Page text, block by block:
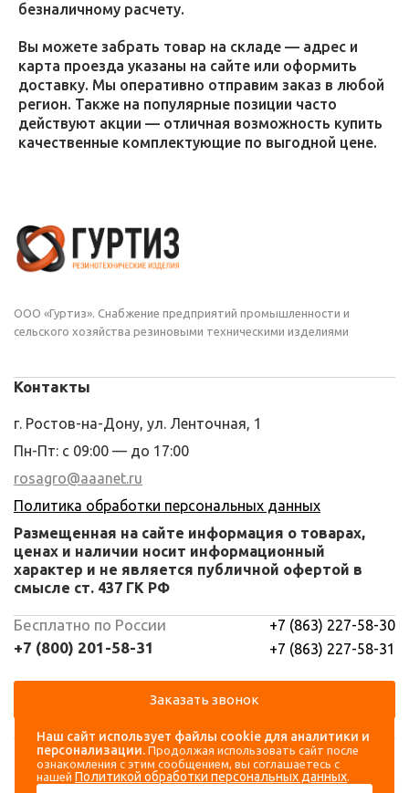
безналичному расчету.
Вы можете забрать товар на складе — адрес и
карта проезда указаны на сайте или оформить
доставку. Мы оперативно отправим заказ в любой
регион. Также на популярные позиции часто
действуют акции — отличная возможность купить
качественные комплектующие по выгодной цене.
ООО «Гуртиз». Снабжение предприятий промышленности и
сельского хозяйства резиновыми техническими изделиями
Навигация
Каталог
Аккаунт
Вход
Контакты
г. Ростов-на-Дону, ул. Ленточная, 1
Пн-Пт: с 09:00 — до 17:00
rosagro@aaanet.ru
Политика обработки персональных данных
Размещенная на сайте информация о товарах,
ценах и наличии носит информационный
характер и не является публичной офертой в
смысле ст. 437 ГК РФ
Бесплатно по России
+7 (800) 201-58-31
+7 (863) 227-58-30
+7 (863) 227-58-31
Заказать звонок
Наш сайт использует файлы cookie для аналитики и
персонализации. Продолжая использовать сайт после
ознакомления с этим сообщением, вы соглашаетесь с
нашей Политикой обработки персональных данных.